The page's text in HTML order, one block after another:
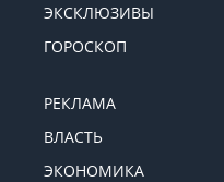
ЭКСКЛЮЗИВЫ
ГОРОСКОП
РЕКЛАМА
ВЛАСТЬ
ЭКОНОМИКА